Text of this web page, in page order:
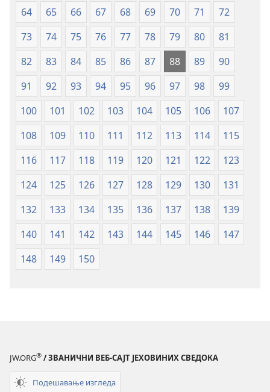
64
65 66 67 68 69 70 71
72
73
74 75 76 77 78 79 80
81
82
83 84 85 86 87 88 89
90
91
92 93 94 95 96 97 98
99
100
101 102 103 104 105 106
107
108
109 110 111 112 113 114
115
116
117 118 119 120 121 122
123
124
125 126 127 128 129 130
131
132
133 134 135 136 137 138
139
140
141 142 143 144 145 146
147
148
149 150
JW.ORG® / ЗВАНИЧНИ ВЕБ-САЈТ ЈЕХОВИНИХ СВЕДОКА
Подешавање изгледа